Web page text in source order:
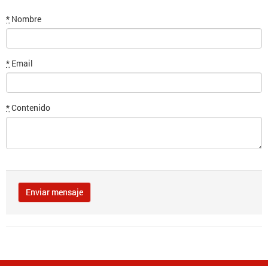
* Nombre
* Email
*Contenido